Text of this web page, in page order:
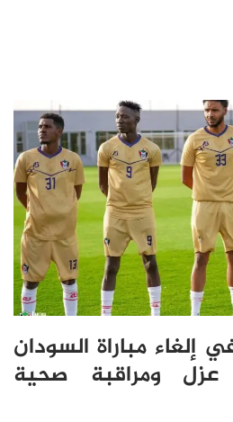
إلغاء مباراة السودان
عزل ومراقبة صحية